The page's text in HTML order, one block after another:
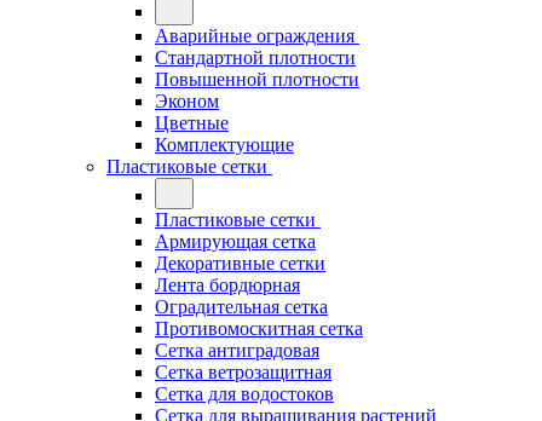
Аварийные ограждения
Стандартной плотности
Повышенной плотности
Эконом
Цветные
Комплектующие
Пластиковые сетки
Пластиковые сетки
Армирующая сетка
Декоративные сетки
Лента бордюрная
Оградительная сетка
Противомоскитная сетка
Сетка антиградовая
Сетка ветрозащитная
Сетка для водостоков
Сетка для выращивания растений